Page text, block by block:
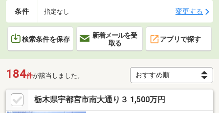
条件 指定なし 変更する
検索条件を保存
新着メールを受
取る
アプリで探す
184件が該当しました。
栃木県宇都宮市南大通り３ 1,500万円